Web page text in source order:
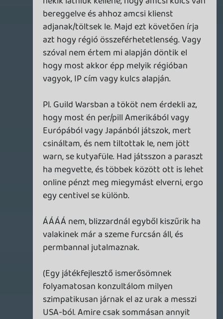
your account on the Service or for a
Game;
sigmavirus1 2012.06.15 08:35:13 #0q4ww
Eleve hülyeség volt amcsi verziót vetetni,
az ottani szervereken EUból játszva még
nagyobb lesz a lag esélye.
Doberman 2012.06.15 07:33:38 #0q4wv
Az eredeti lemezről készült image másolat,
ha ezért Ban jár akkor belefordulok a
kardomba.
axl
2012.06.14 23:04:56
2012.06.14 23:04:56 #0q4wu
"Mi a f*szom az a RMAH?"
Real Money Auction House (fordítás
gondolom nem kell)
amerikai DVD iso-t és azt fogom felrakni
nem sokára."
Csak aztán nehogy emiatt kapj egy
permaban-t.